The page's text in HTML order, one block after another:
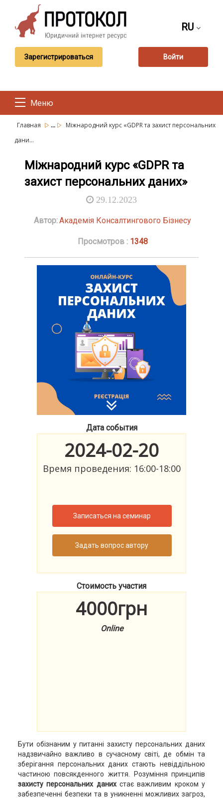
RU
Зарегистрироваться Войти
Меню
Главная ...
Міжнародний курс «GDPR та захист персональних
дани...
Міжнародний курс «GDPR та
захист персональних даних»
29.12.2023
Автор:Академія Консалтингового Бізнесу
Просмотров : 1348
Дата события
2024-02-20
Время проведения: 16:00-18:00
Записаться на семинар
Задать вопрос автору
Стоимость участия
4000грн
Online
Бути обізнаним у питанні захисту персональних даних
надзвичайно важливо в сучасному світі, де обмін та
зберігання персональних даних стають невіддільною
частиною повсякденного життя. Розуміння принципів
захисту персональних даних стає важливим кроком у
забезпеченні безпеки та в уникненні можливих загроз,